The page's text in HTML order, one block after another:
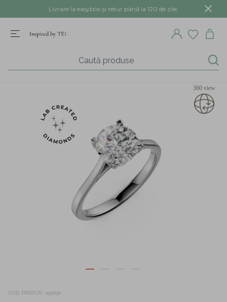
Livrare la easybox și retur până la 120 de zile.
360 view
COD PRODUS 195090